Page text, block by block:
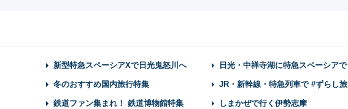
新型特急スペーシアXで日光鬼怒川へ 日光・中禅寺湖に特急スペーシアで
冬のおすすめ国内旅行特集 JR・新幹線・特急列車で #ずらし旅
鉄道ファン集まれ！ 鉄道博物館特集 しまかぜで行く伊勢志摩